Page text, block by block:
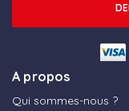
A propos
Qui sommes-nous ?